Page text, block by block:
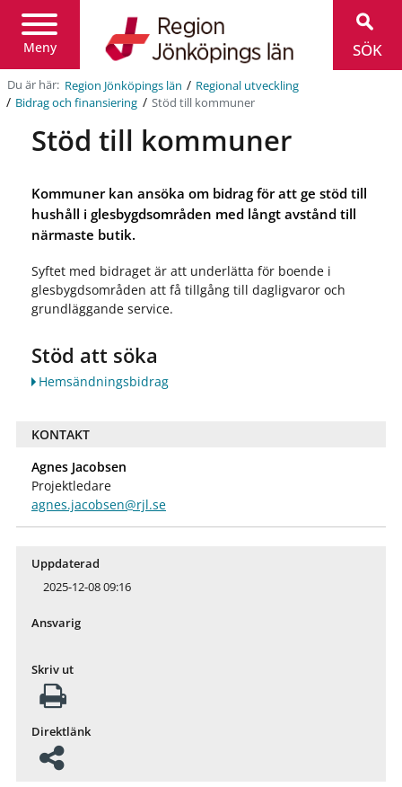
Meny
Jönköpings
län
SÖK
Du är här: Region Jönköpings län / Regional utveckling
/ Bidrag och finansiering / Stöd till kommuner
Stöd till kommuner
Kommuner kan ansöka om bidrag för att ge stöd till
hushåll i glesbygdsområden med långt avstånd till
närmaste butik.
Syftet med bidraget är att underlätta för boende i
glesbygdsområden att få tillgång till dagligvaror och
grundläggande service.
Stöd att söka
Hemsändningsbidrag
KONTAKT
Agnes Jacobsen
Projektledare
agnes.jacobsen@rjl.se
Uppdaterad
2025-12-08 09:16
Ansvarig
Skriv ut
Direktlänk